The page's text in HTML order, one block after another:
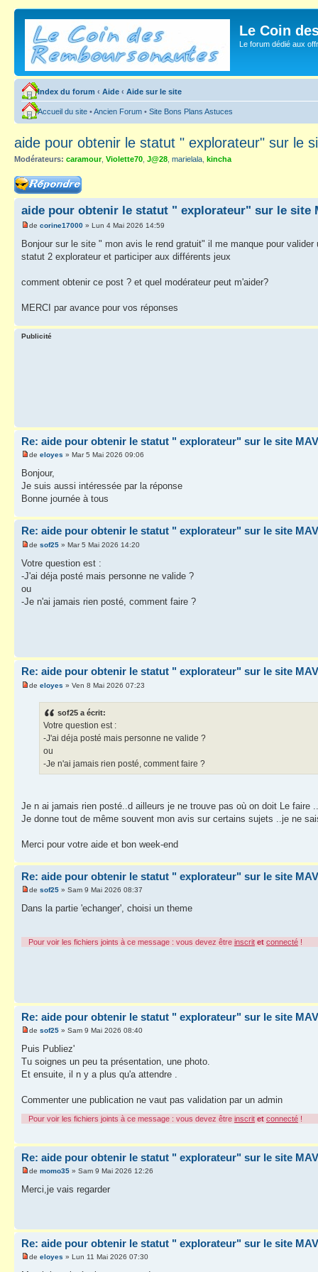
Le Coin
Le forum dédié aux
Index du forum ‹ Aide ‹ Aide sur le site
Accueil du site •Ancien Forum • Site Bons Plans Astuces
aide pour obtenir le statut " explorateur" sur le
Modérateurs: caramour, Violette70 J@28 marielala kincha
Répondre
aide pour obtenir le statut " explorateur" sur le site
de corine17000 » Lun 4 Mai 2026 14:59
Bonjour sur le site " mon avis le rend gratuit" il me manque pour
statut 2 explorateur et participer aux différents jeux
comment obtenir ce post ? et quel modérateur peut m'aider?
MERCI par avance pour vos réponses
Publicité
Re: aide pour obtenir le statut " explorateur" sur le site
de eloyes » Mar 5 Mai 2026 09:06
Bonjour,
Je suis aussi intéressée par la réponse
Bonne journée à tous
Re: aide pour obtenir le statut " explorateur" sur le site
de sof25 » Mar 5 Mai 2026 14:20
Votre question est :
-J'ai déja posté mais personne ne valide ?
ou
-Je n'ai jamais rien posté, comment faire ?
Re: aide pour obtenir le statut " explorateur" sur le site
de eloyes » Ven 8 Mai 2026 07:23
sof25 a écrit:
Votre question est :
-J'ai déja posté mais personne ne valide ?
ou
-Je n'ai jamais rien posté, comment faire ?
Je n ai jamais rien posté..d ailleurs je ne trouve pas où on doit Le faire ..
Je donne tout de même souvent mon avis sur certains sujets ..je ne
Merci pour votre aide et bon week-end
Re: aide pour obtenir le statut " explorateur" sur le site
de sof25 » Sam 9 Mai 2026 08:37
Dans la partie 'echanger', choisi un theme
Pour voir les fichiers joints à ce message : vous devez être inscrit et connecté !
Re: aide pour obtenir le statut " explorateur" sur le site
de sof25 » Sam 9 Mai 2026 08:40
Puis Publiez'
Tu soignes un peu ta présentation, une photo.
Et ensuite, il n y a plus qu'a attendre .
Commenter une publication ne vaut pas validation par un admin
Pour voir les fichiers joints à ce message : vous devez être inscrit et connecté !
Re: aide pour obtenir le statut " explorateur" sur le site
de momo35 » Sam 9 Mai 2026 12:26
Merci,je vais regarder
Re: aide pour obtenir le statut " explorateur" sur le site
de eloyes » Lun 11 Mai 2026 07:30